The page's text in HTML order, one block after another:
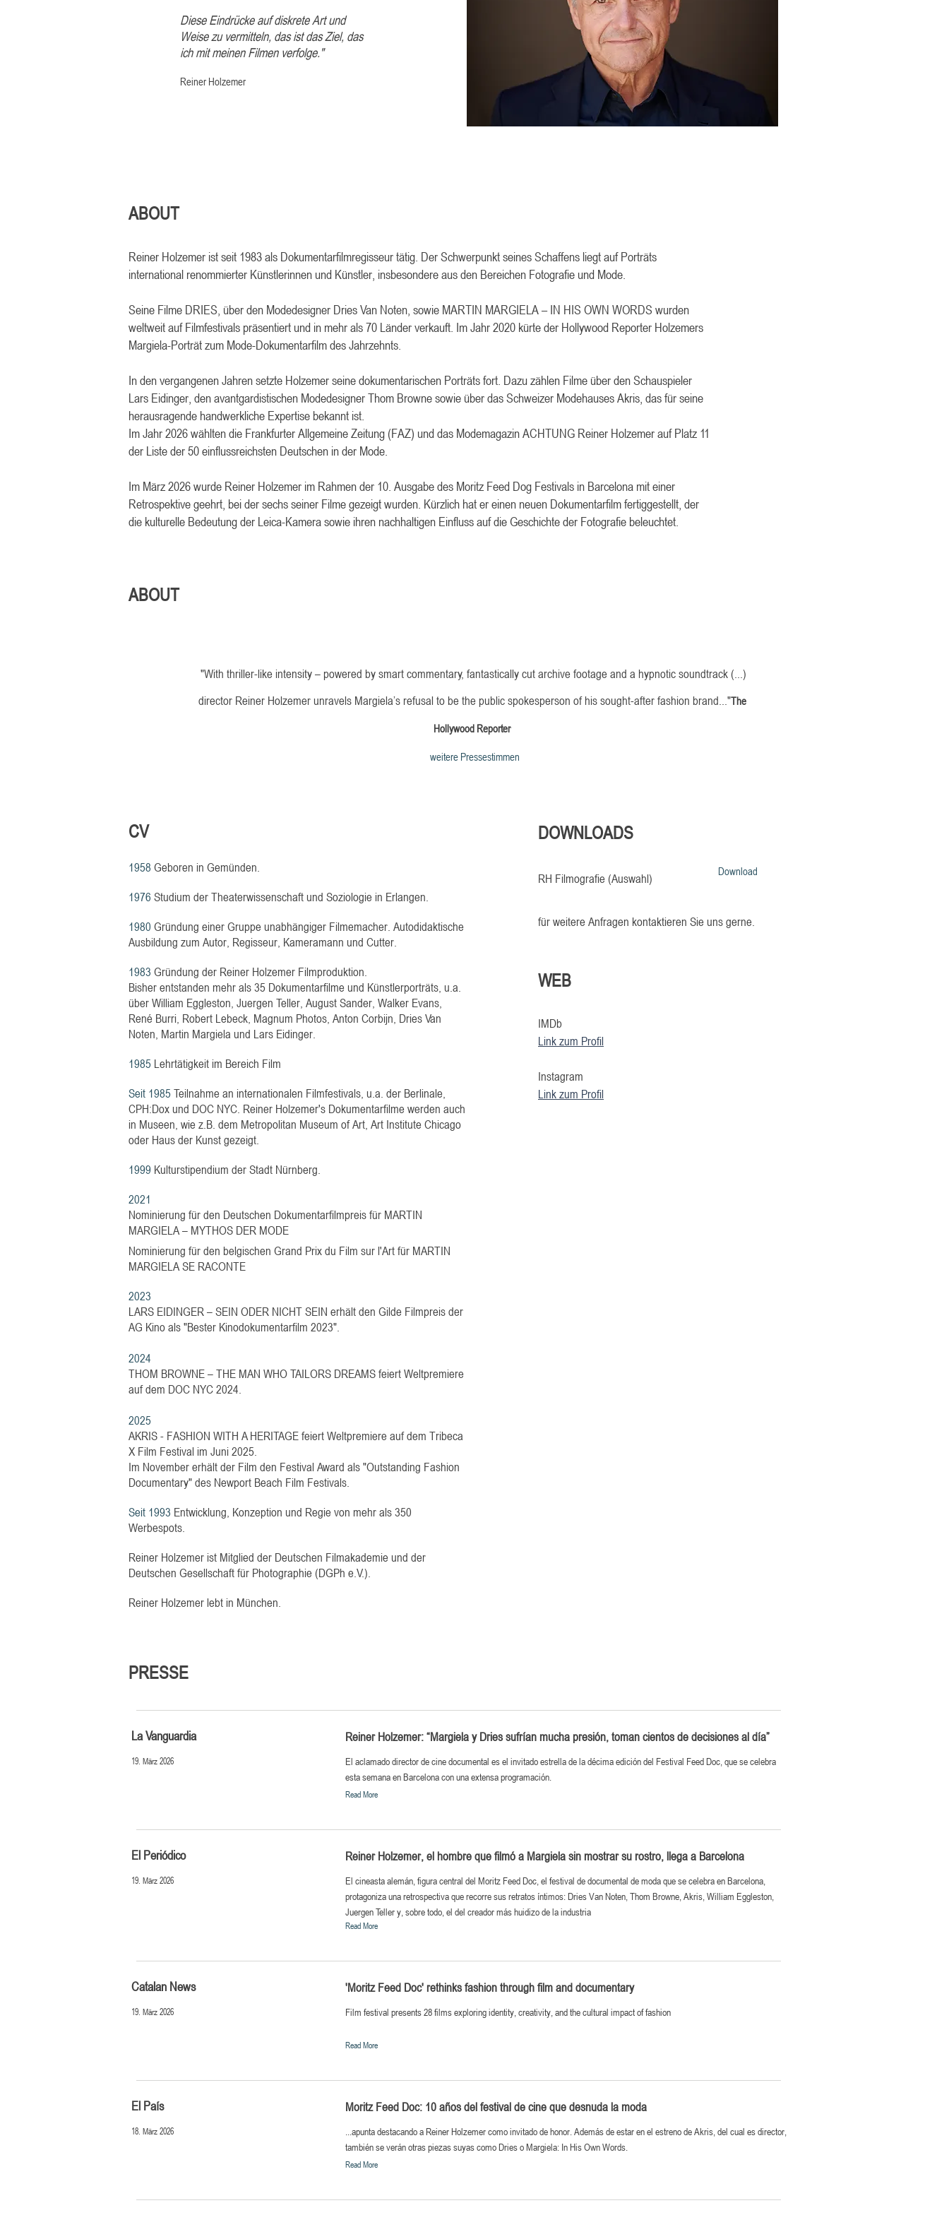
Diese Eindrücke auf diskrete Art und
Weise zu vermitteln, das ist das Ziel, das
ich mit meinen Filmen verfolge."
Reiner Holzemer
ABOUT
Reiner Holzemer ist seit 1983 als Dokumentarfilmregisseur tätig. Der Schwerpunkt seines Schaffens liegt auf Porträts
international renommierter Künstlerinnen und Künstler, insbesondere aus den Bereichen Fotografie und Mode.
Seine Filme DRIES, über den Modedesigner Dries Van Noten, sowie MARTIN MARGIELA – IN HIS OWN WORDS wurden
weltweit auf Filmfestivals präsentiert und in mehr als 70 Länder verkauft. Im Jahr 2020 kürte der Hollywood Reporter Holzemers
Margiela-Porträt zum Mode-Dokumentarfilm des Jahrzehnts.
In den vergangenen Jahren setzte Holzemer seine dokumentarischen Porträts fort. Dazu zählen Filme über den Schauspieler
Lars Eidinger, den avantgardistischen Modedesigner Thom Browne sowie über das Schweizer Modehauses Akris, das für seine
herausragende handwerkliche Expertise bekannt ist.
Im Jahr 2026 wählten die Frankfurter Allgemeine Zeitung (FAZ) und das Modemagazin ACHTUNG Reiner Holzemer auf Platz 11
der Liste der 50 einflussreichsten Deutschen in der Mode.
Im März 2026 wurde Reiner Holzemer im Rahmen der 10. Ausgabe des Moritz Feed Dog Festivals in Barcelona mit einer
Retrospektive geehrt, bei der sechs seiner Filme gezeigt wurden. Kürzlich hat er einen neuen Dokumentarfilm fertiggestellt, der
die kulturelle Bedeutung der Leica-Kamera sowie ihren nachhaltigen Einfluss auf die Geschichte der Fotografie beleuchtet.
ABOUT
"With thriller-like intensity – powered by smart commentary, fantastically cut archive footage and a hypnotic soundtrack (...)
director Reiner Holzemer unravels Margiela’s refusal to be the public spokesperson of his sought-after fashion brand..."The
Hollywood Reporter
weitere Pressestimmen
CV
1958 Geboren in Gemünden.
1976 Studium der Theaterwissenschaft und Soziologie in Erlangen.
1980 Gründung einer Gruppe unabhängiger Filmemacher. Autodidaktische
Ausbildung zum Autor, Regisseur, Kameramann und Cutter.
1983 Gründung der Reiner Holzemer Filmproduktion.
Bisher entstanden mehr als 35 Dokumentarfilme und Künstlerporträts, u.a.
über William Eggleston, Juergen Teller, August Sander, Walker Evans,
René Burri, Robert Lebeck, Magnum Photos, Anton Corbijn, Dries Van
Noten, Martin Margiela und Lars Eidinger.
1985 Lehrtätigkeit im Bereich Film
Seit 1985Teilnahme an internationalen Filmfestivals, u.a. der Berlinale,
CPH:Dox und DOC NYC. Reiner Holzemer's Dokumentarfilme werden auch
in Museen, wie z.B. dem Metropolitan Museum of Art, Art Institute Chicago
oder Haus der Kunst gezeigt.
1999 Kulturstipendium der Stadt Nürnberg.
2021
Nominierung für den Deutschen Dokumentarfilmpreis für MARTIN
MARGIELA – MYTHOS DER MODE
Nominierung für den belgischen Grand Prix du Film sur l'Art für MARTIN
MARGIELA SE RACONTE
2023
LARS EIDINGER – SEIN ODER NICHT SEIN erhält den Gilde Filmpreis der
AG Kino als "Bester Kinodokumentarfilm 2023".
2024
THOM BROWNE – THE MAN WHO TAILORS DREAMS feiert Weltpremiere
auf dem DOC NYC 2024.
2025
AKRIS - FASHION WITH A HERITAGE feiert Weltpremiere auf dem Tribeca
X Film Festival im Juni 2025.
Im November erhält der Film den Festival Award als "Outstanding Fashion
Documentary" des Newport Beach Film Festivals.
Seit 1993 Entwicklung, Konzeption und Regie von mehr als 350
Werbespots.
Reiner Holzemer ist Mitglied der Deutschen Filmakademie und der
Deutschen Gesellschaft für Photographie (DGPh e.V.).
Reiner Holzemer lebt in München.
DOWNLOADS
RH Filmografie (Auswahl) Download
für weitere Anfragen kontaktieren Sie unsgerne.
WEB
IMDb
Link zum Profil
Instagram
Link zum Profil
PRESSE
La Vanguardia
19. März 2026
Reiner Holzemer: “Margiela y Dries sufrían mucha presión, toman cientos de decisiones al día”
El aclamado director de cine documental es el invitado estrella de la décima edición del Festival Feed Doc, que se celebra
esta semana en Barcelona con una extensa programación.
Read More
El Periódico
19. März 2026
Reiner Holzemer, el hombre que filmó a Margiela sin mostrar su rostro, llega a Barcelona
El cineasta alemán, figura central del Moritz Feed Doc, el festival de documental de moda que se celebra en Barcelona,
protagoniza una retrospectiva que recorre sus retratos íntimos: Dries Van Noten, Thom Browne, Akris, William Eggleston,
Juergen Teller y, sobre todo, el del creador más huidizo de la industria
Read More
Catalan News
19. März 2026
'Moritz Feed Doc' rethinks fashion through film and documentary
Film festival presents 28 films exploring identity, creativity, and the cultural impact of fashion
Read More
El País
18. März 2026
Moritz Feed Doc: 10 años del festival de cine que desnuda la moda
...apunta destacando a Reiner Holzemer como invitado de honor. Además de estar en el estreno de Akris, del cual es director,
también se verán otras piezas suyas como Dries o Margiela: In His Own Words.
Read More